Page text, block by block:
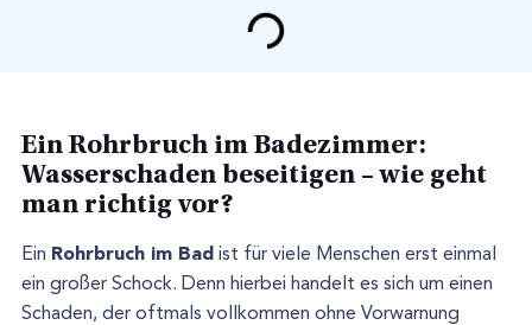
Ein Rohrbruch im Badezimmer:
Wasserschaden beseitigen – wie geht
man richtig vor?
Ein Rohrbruch im Bad ist für viele Menschen erst einmal
ein großer Schock. Denn hierbei handelt es sich um einen
Schaden, der oftmals vollkommen ohne Vorwarnung